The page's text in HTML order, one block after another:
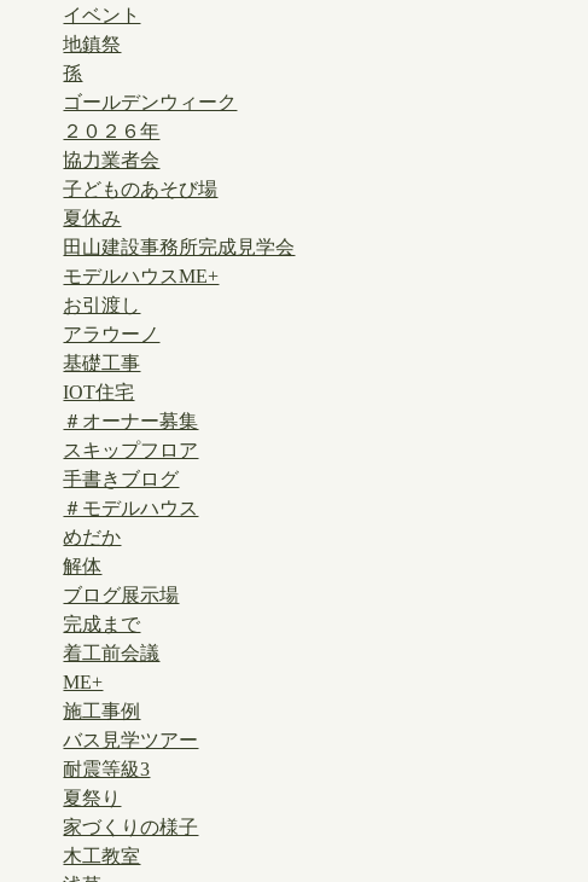
イベント
地鎮祭
孫
ゴールデンウィーク
２０２６年
協力業者会
子どものあそび場
夏休み
田山建設事務所完成見学会
モデルハウスME+
お引渡し
アラウーノ
基礎工事
IOT住宅
＃オーナー募集
スキップフロア
手書きブログ
＃モデルハウス
めだか
解体
ブログ展示場
完成まで
着工前会議
ME+
施工事例
バス見学ツアー
耐震等級3
夏祭り
家づくりの様子
木工教室